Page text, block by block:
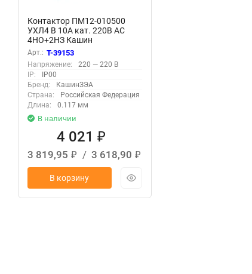
Контактор ПМ12-010500
УХЛ4 В 10А кат. 220В AC
4НО+2НЗ Кашин
020500420ВВ220000010
Арт.: T-39153
Напряжение:
220 — 220 В
IP:
IP00
Бренд:
КашинЗЭА
Страна:
Российская Федерация
Длина:
0.117 мм
В наличии
4 021₽
3 819,95 ₽ /3 618,90 ₽
В корзину